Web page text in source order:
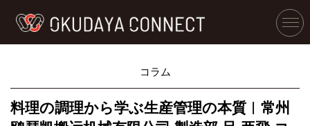
コラム
料理の調理から学ぶ生産管理の本質︱常州